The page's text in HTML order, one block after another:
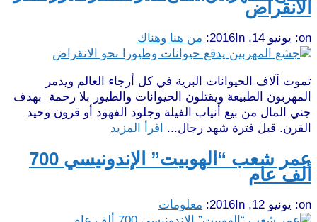
الانقراض
on: يونيو 14, 2016 In: من هنا وهناك
تموت آلاف الحيوانات البرية في كل أرجاء العالم ويدمر
المهربون الطبيعة ويقتلون الحيوانات والطيور بلا رحمة بهدف
جني المال من بيع أنياب الفيلة وجلود الفهود أو قرون وحيد
القرن. قبل فترة شهد رجال...
اقرأ المزيد
عمر شعب “الهوبيت” الإندونيسي 700
ألف عام
on: يونيو 12, 2016 In: معلومات